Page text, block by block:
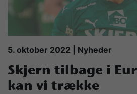
Billetsalg / sæsonkort
Presse
Samarbejdsklubber
5. oktober 2022 | Nyheder
Skjern tilbage i
kan vi trække